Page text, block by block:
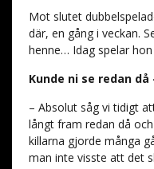
Mot slutet
där, en gång i veckan.
henne… Idag spelar
Kunde ni se redan
– Absolut såg vi tidigt
långt fram redan då
killarna gjorde många
man inte visste att det